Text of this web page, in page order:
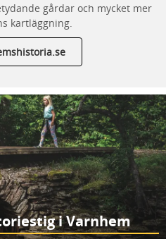
gårdar och mycket mer
kartläggning.
i Varnhem